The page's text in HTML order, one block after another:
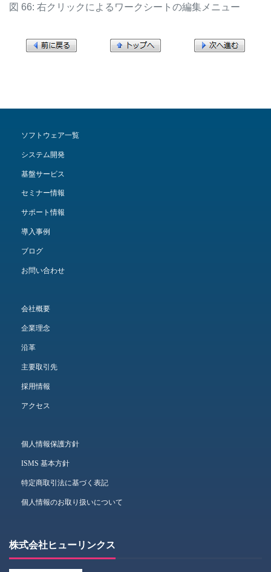
図 66: 右クリックによるワークシートの編集メニュー
ソフトウェア一覧
システム開発
基盤サービス
セミナー情報
サポート情報
導入事例
ブログ
お問い合わせ
会社概要
企業理念
沿革
主要取引先
採用情報
アクセス
個人情報保護方針
ISMS 基本方針
特定商取引法に基づく表記
個人情報のお取り扱いについて
株式会社ヒューリンクス